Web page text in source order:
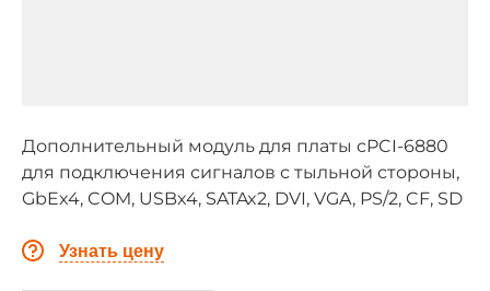
Дополнительный модуль для платы cPCI-6880
для подключения сигналов с тыльной стороны,
GbEx4, COM, USBx4, SATAx2, DVI, VGA, PS/2, CF, SD
Узнать цену